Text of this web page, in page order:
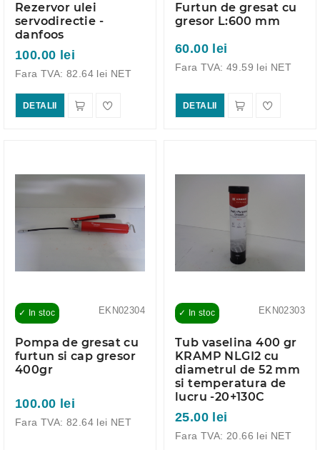
Rezervor ulei
servodirectie -
danfoos
100.00 lei
Fara TVA: 82.64 lei NET
DETALII
Furtun de gresat cu
gresor L:600 mm
60.00 lei
Fara TVA: 49.59 lei NET
DETALII
EKN02304
✓ In stoc
Pompa de gresat cu
furtun si cap gresor
400gr
100.00 lei
Fara TVA: 82.64 lei NET
EKN02303
✓ In stoc
Tub vaselina 400 gr
KRAMP NLGI2 cu
diametrul de 52 mm
si temperatura de
lucru -20+130C
25.00 lei
Fara TVA: 20.66 lei NET